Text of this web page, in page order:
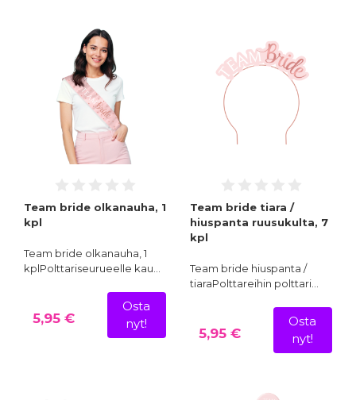
Team bride olkanauha, 1
kpl
Team bride olkanauha, 1
kplPolttariseurueelle kau…
5,95 €
Osta
nyt!
Team bride tiara /
hiuspanta ruusukulta, 7
kpl
Team bride hiuspanta /
tiaraPolttareihin polttari…
5,95 €
Osta
nyt!